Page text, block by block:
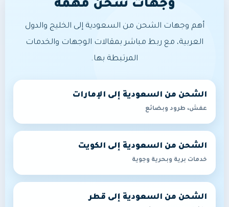
وجهات شحن مهمة
أهم وجهات الشحن من السعودية إلى الخليج والدول
العربية، مع ربط مباشر بمقالات الوجهات والخدمات
المرتبطة بها.
الشحن من السعودية إلى الإمارات
عفش، طرود وبضائع
الشحن من السعودية إلى الكويت
خدمات برية وبحرية وجوية
الشحن من السعودية إلى قطر